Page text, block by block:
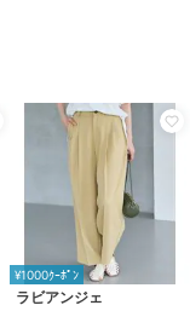
¥1000ｸｰﾎﾟﾝ
ラビアンジェ